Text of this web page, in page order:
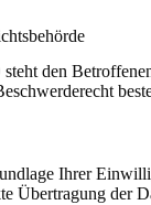
den
Ihrer
Übertragung der